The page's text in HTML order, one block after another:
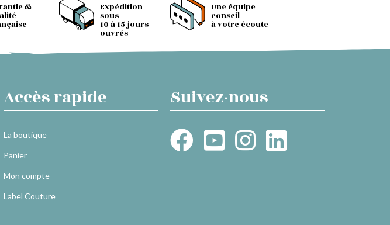
& Expédition
sous
10 à 15 jours
ouvrés
Une équipe
conseil
à votre écoute
Accès rapide
La boutique
Panier
Mon compte
Label Couture
Suivez-nous